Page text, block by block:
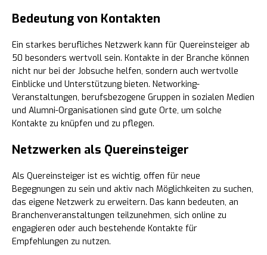
Bedeutung von Kontakten
Ein starkes berufliches Netzwerk kann für Quereinsteiger ab
50 besonders wertvoll sein. Kontakte in der Branche können
nicht nur bei der Jobsuche helfen, sondern auch wertvolle
Einblicke und Unterstützung bieten. Networking-
Veranstaltungen, berufsbezogene Gruppen in sozialen Medien
und Alumni-Organisationen sind gute Orte, um solche
Kontakte zu knüpfen und zu pflegen.
Netzwerken als Quereinsteiger
Als Quereinsteiger ist es wichtig, offen für neue
Begegnungen zu sein und aktiv nach Möglichkeiten zu suchen,
das eigene Netzwerk zu erweitern. Das kann bedeuten, an
Branchenveranstaltungen teilzunehmen, sich online zu
engagieren oder auch bestehende Kontakte für
Empfehlungen zu nutzen.